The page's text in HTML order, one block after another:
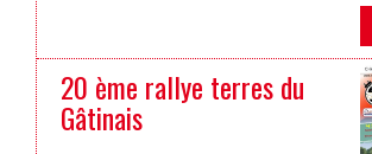
20 ème rallye terres du
Gâtinais